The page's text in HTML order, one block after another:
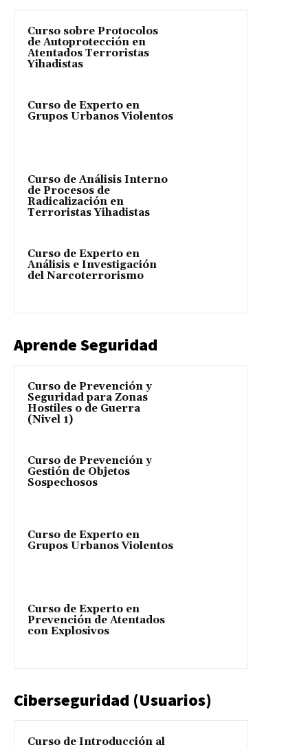
Curso sobre Protocolos
de Autoprotección en
Atentados Terroristas
Yihadistas
Curso de Experto en
Grupos Urbanos Violentos
Curso de Análisis Interno
de Procesos de
Radicalización en
Terroristas Yihadistas
Curso de Experto en
Análisis e Investigación
del Narcoterrorismo
Aprende Seguridad
Curso de Prevención y
Seguridad para Zonas
Hostiles o de Guerra
(Nivel 1)
Curso de Prevención y
Gestión de Objetos
Sospechosos
Curso de Experto en
Grupos Urbanos Violentos
Curso de Experto en
Prevención de Atentados
con Explosivos
Ciberseguridad (Usuarios)
Curso de Introducción al